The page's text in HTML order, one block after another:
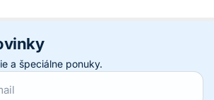
a špeciálne ponuky.